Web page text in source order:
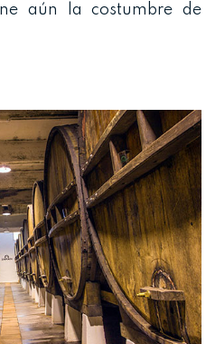
aún la costumbre de